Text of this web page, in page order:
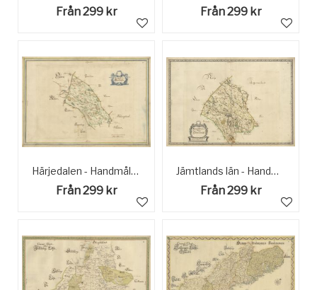
Från 299 kr Från 299 kr
Härjedalen - Handmålad Historisk Karta sent 1600-tal
Från 299 kr
Jämtlands län - Handmålad Historisk Karta sent 1600-tal
Från 299 kr